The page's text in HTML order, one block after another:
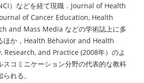
）などを経て現職．Journal of Health
of Cancer Education, Health
and Mass Media などの学術誌上に多
ほか，Health Behavior and Health
Research, and Practice (2008年）のよ
スコミニケーション分野の代表的な教科
れる。